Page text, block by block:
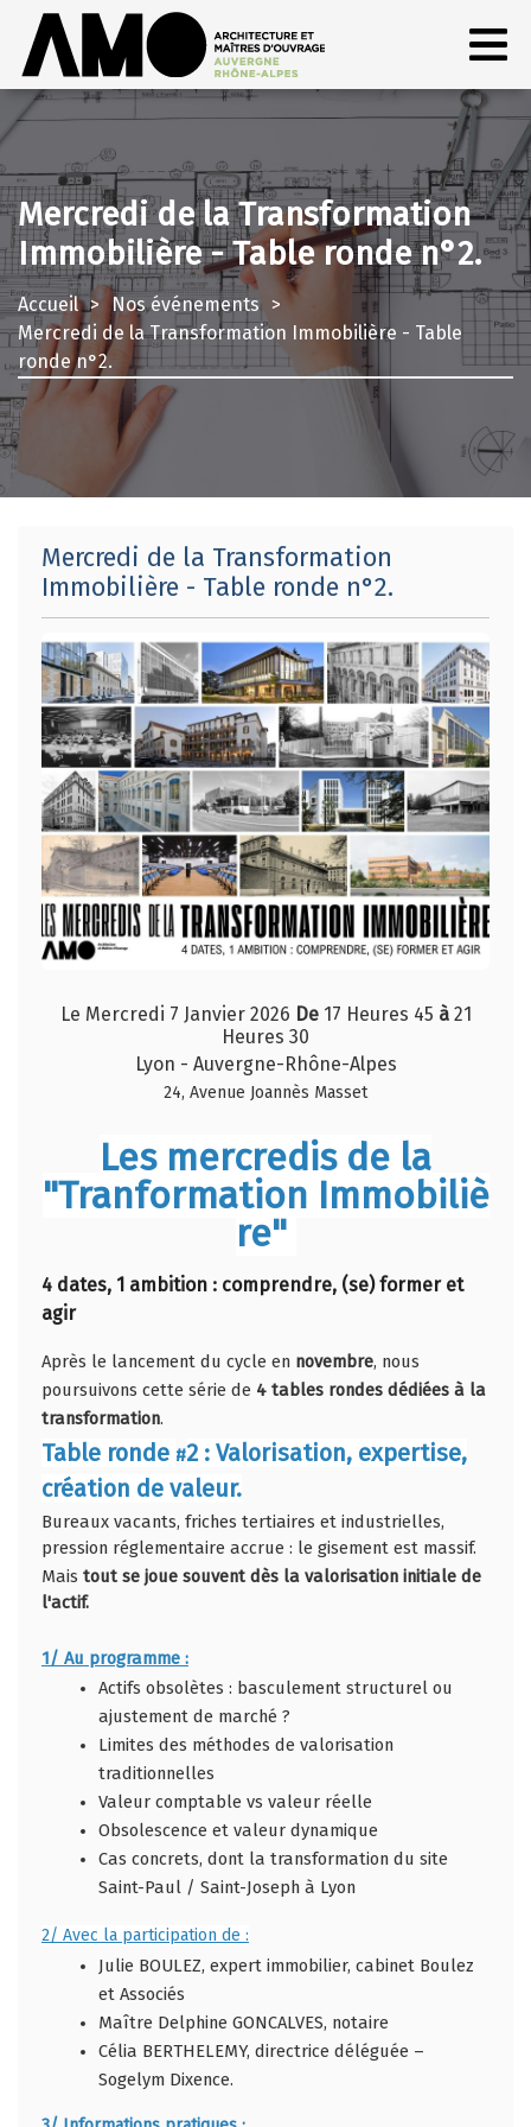
Mercredi de la Transformation
Immobilière - Table ronde n°2.
Accueil
Nos événements
Mercredi de la Transformation Immobilière - Table
ronde n°2.
Mercredi de la Transformation
Immobilière - Table ronde n°2.
Le Mercredi 7 Janvier 2026 De 17 Heures 45 à 21
Heures 30
Lyon - Auvergne-Rhône-Alpes
24, Avenue Joannès Masset
Les mercredis de la
"Tranformation Immobiliè
re"
4 dates, 1 ambition : comprendre, (se) former et
agir
Après le lancement du cycle en novembre, nous
poursuivons cette série de 4 tables rondes dédiées à la
transformation.
Table ronde #2 : Valorisation, expertise,
création de valeur.
Bureaux vacants, friches tertiaires et industrielles,
pression réglementaire accrue : le gisement est massif.
Mais tout se joue souvent dès la valorisation initiale de
l'actif.
1/ Au programme :
Actifs obsolètes : basculement structurel ou
ajustement de marché ?
Limites des méthodes de valorisation
traditionnelles
Valeur comptable vs valeur réelle
Obsolescence et valeur dynamique
Cas concrets, dont la transformation du site
Saint-Paul / Saint-Joseph à Lyon
2/ Avec la participation de :
Julie BOULEZ, expert immobilier, cabinet Boulez
et Associés
Maître Delphine GONCALVES, notaire
Célia BERTHELEMY, directrice déléguée –
Sogelym Dixence.